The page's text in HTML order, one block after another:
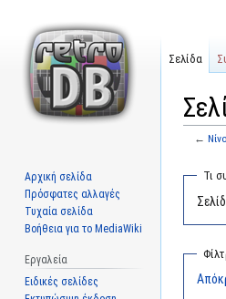
←
Πήδηση
Τι
Σελίδα
Αρχική σελίδα
Πρόσφατες αλλαγές
Τυχαία σελίδα
Βοήθεια για το MediaWiki
Εργαλεία
Ειδικές σελίδες